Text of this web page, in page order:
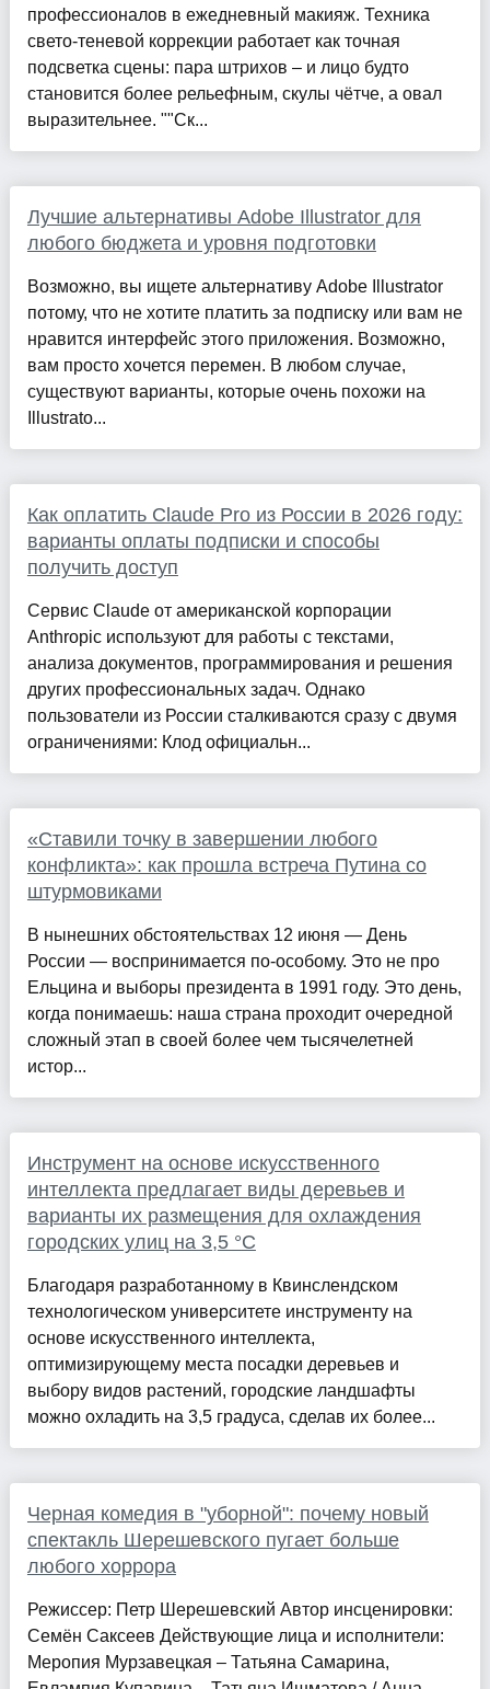
профессионалов в ежедневный макияж. Техника
свето-теневой коррекции работает как точная
подсветка сцены: пара штрихов – и лицо будто
становится более рельефным, скулы чётче, а овал
выразительнее. ""Ск...
Лучшие альтернативы Adobe Illustrator для
любого бюджета и уровня подготовки
Возможно, вы ищете альтернативу Adobe Illustrator
потому, что не хотите платить за подписку или вам не
нравится интерфейс этого приложения. Возможно,
вам просто хочется перемен. В любом случае,
существуют варианты, которые очень похожи на
Illustrato...
Как оплатить Claude Pro из России в 2026 году:
варианты оплаты подписки и способы
получить доступ
Сервис Claude от американской корпорации
Anthropic используют для работы с текстами,
анализа документов, программирования и решения
других профессиональных задач. Однако
пользователи из России сталкиваются сразу с двумя
ограничениями: Клод официальн...
«Ставили точку в завершении любого
конфликта»: как прошла встреча Путина со
штурмовиками
В нынешних обстоятельствах 12 июня — День
России — воспринимается по-особому. Это не про
Ельцина и выборы президента в 1991 году. Это день,
когда понимаешь: наша страна проходит очередной
сложный этап в своей более чем тысячелетней
истор...
Инструмент на основе искусственного
интеллекта предлагает виды деревьев и
варианты их размещения для охлаждения
городских улиц на 3,5 °C
Благодаря разработанному в Квинслендском
технологическом университете инструменту на
основе искусственного интеллекта,
оптимизирующему места посадки деревьев и
выбору видов растений, городские ландшафты
можно охладить на 3,5 градуса, сделав их более...
Черная комедия в "уборной": почему новый
спектакль Шерешевского пугает больше
любого хоррора
Режиссер: Петр Шерешевский Автор инсценировки:
Семён Саксеев Действующие лица и исполнители:
Меропия Мурзавецкая – Татьяна Самарина,